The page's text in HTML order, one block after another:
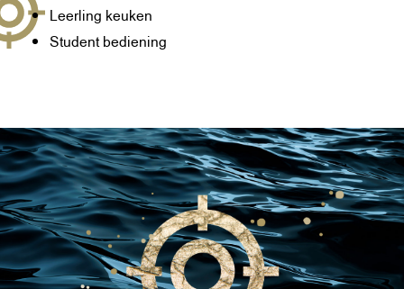
Leerling keuken
Student bediening